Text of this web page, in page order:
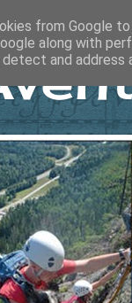
from Google
along with
and address